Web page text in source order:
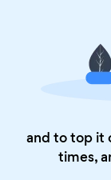
and to top it
times,